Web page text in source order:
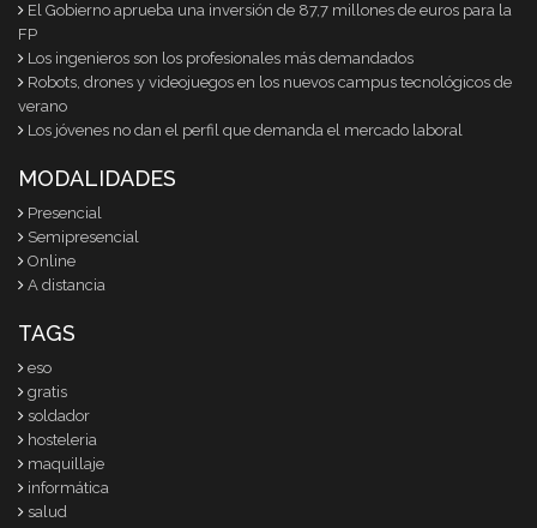
El Gobierno aprueba una inversión de 87,7 millones de euros para la
FP
Los ingenieros son los profesionales más demandados
Robots, drones y videojuegos en los nuevos campus tecnológicos de
verano
Los jóvenes no dan el perfil que demanda el mercado laboral
MODALIDADES
Presencial
Semipresencial
Online
A distancia
TAGS
eso
gratis
soldador
hosteleria
maquillaje
informática
salud